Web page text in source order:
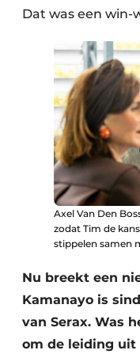
Dat was een win-
Axel Van Den
zodat Tim de
stippelen samen
Nu breekt een
Kamanayo is
van Serax. Was
om de leiding uit